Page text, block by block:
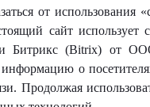
и ни при каких
от использования
сайт использует
Битрикс (Bitrix) от
о
Продолжая